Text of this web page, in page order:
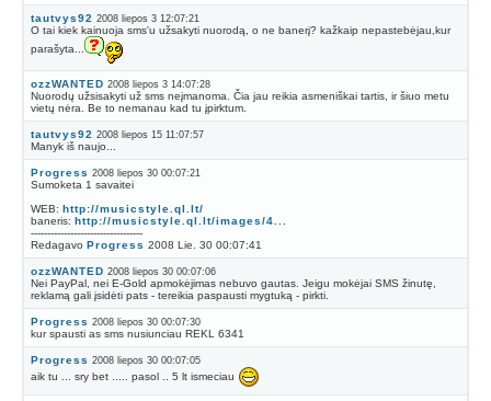
tautvys92 2008 liepos 3 12:07:21
O tai kiek kainuoja sms'u užsakyti nuorodą, o ne banerį? kažkaip nepastebėjau,kur
parašyta...
ozzWANTED 2008 liepos 3 14:07:28
Nuorodų užsisakyti už sms neįmanoma. Čia jau reikia asmeniškai tartis, ir šiuo metu
vietų nėra. Be to nemanau kad tu įpirktum.
tautvys92 2008 liepos 15 11:07:57
Manyk iš naujo...
Progress 2008 liepos 30 00:07:21
Sumoketa 1 savaitei
WEB: http://musicstyle.ql.lt/
baneris: http://musicstyle.ql.lt/images/4...
----------------------------------
Redagavo Progress 2008 Lie. 30 00:07:41
ozzWANTED 2008 liepos 30 00:07:06
Nei PayPal, nei E-Gold apmokėjimas nebuvo gautas. Jeigu mokėjai SMS žinutę,
reklamą gali įsidėti pats - tereikia paspausti mygtuką - pirkti.
Progress 2008 liepos 30 00:07:30
kur spausti as sms nusiunciau REKL 6341
Progress 2008 liepos 30 00:07:05
aik tu ... sry bet ..... pasol .. 5 lt ismeciau